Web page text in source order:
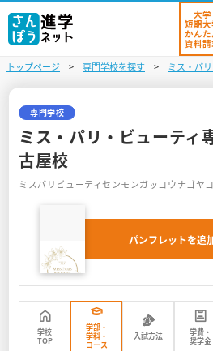
オープンキャンパスを
入試・受験入門
お役立ち情報
大学
短期大
かんた
資料請
トップページ 専門学校を探す ミス・パ
専門学校
ミス・パリ・ビューティ
古屋校
ミスパリビューティセンモンガッコウナゴヤ
パンフレットを追
学校
TOP
学部・
学科・
コース
入試方法
学費・
奨学金